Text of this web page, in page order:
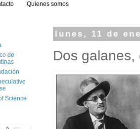
Quienes somos
lunes, 11 de
Dos
de
Science